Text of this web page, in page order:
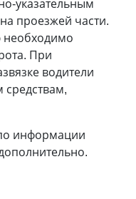
указательным
проезжей части.
необходимо
При
водители
средствам,
информации